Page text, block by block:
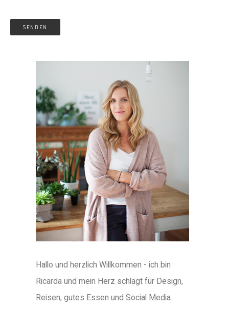
Hallo und herzlich Willkommen - ich bin
Ricarda und mein Herz schlägt für Design,
Reisen, gutes Essen und Social Media.